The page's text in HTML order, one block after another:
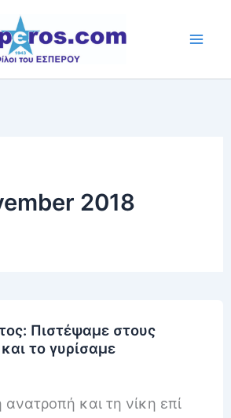
2018
Πιστέψαμε στους
το γυρίσαμε
ανατροπή και τη νίκη επί